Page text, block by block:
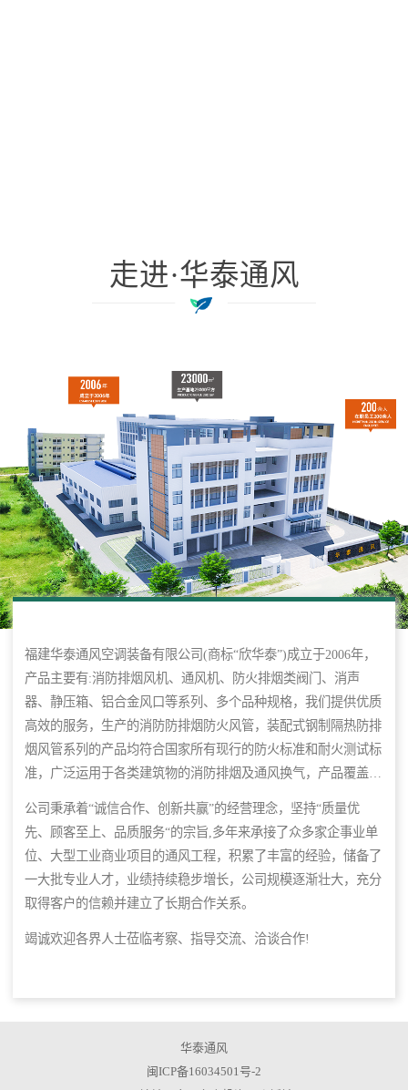
走进·华泰通风
福建华泰通风空调装备有限公司(商标“欣华泰”)成立于2006年，
产品主要有:消防排烟风机、通风机、防火排烟类阀门、消声
器、静压箱、铝合金风口等系列、多个品种规格，我们提供优质
高效的服务，生产的消防防排烟防火风管，装配式钢制隔热防排
烟风管系列的产品均符合国家所有现行的防火标准和耐火测试标
准，广泛运用于各类建筑物的消防排烟及通风换气，产品覆盖国
公司秉承着“诚信合作、创新共赢”的经营理念，坚持“质量优
先、顾客至上、品质服务“的宗旨,多年来承接了众多家企事业单
位、大型工业商业项目的通风工程，积累了丰富的经验，储备了
一大批专业人才，业绩持续稳步増长，公司规模逐渐壮大，充分
取得客户的信赖并建立了长期合作关系。
竭诚欢迎各界人士莅临考察、指导交流、洽谈合作!
华泰通风
闽ICP备16034501号-2